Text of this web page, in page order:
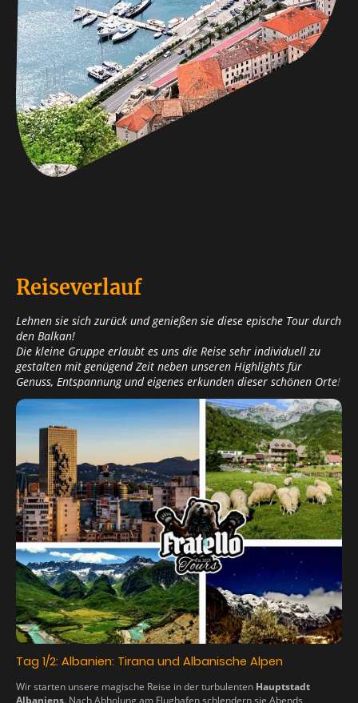
Reiseverlauf
Lehnen sie sich zurück und genießen sie diese epische Tour durch
den Balkan!
Die kleine Gruppe erlaubt es uns die Reise sehr individuell zu
gestalten mit genügend Zeit neben unseren Highlights für
Genuss, Entspannung und eigenes erkunden dieser schönen Orte!
Tag 1/2: Albanien: Tirana und Albanische Alpen
Wir starten unsere magische Reise in der turbulenten Hauptstadt